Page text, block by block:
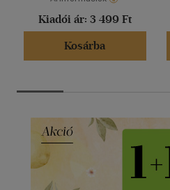
Kiadói ár: 3 499 Ft
Kosárba